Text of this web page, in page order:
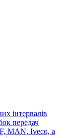
інтервалів
передач
MAN, Iveco, а